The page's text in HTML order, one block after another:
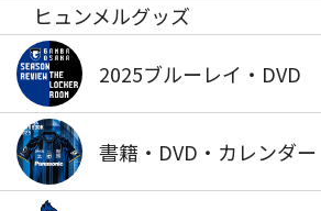
ヒュンメルグッズ
2025ブルーレイ・DVD
書籍・DVD・カレンダー